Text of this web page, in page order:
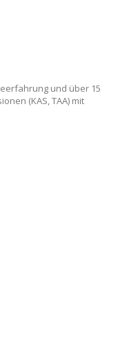
und über 15
(KAS, TAA) mit